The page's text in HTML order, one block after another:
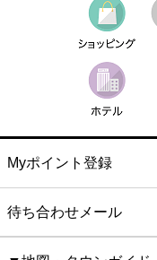
Myポイント登録
待ち合わせメール